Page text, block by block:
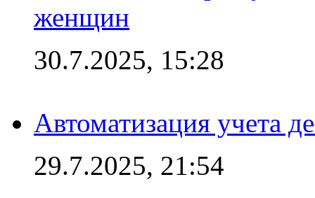
женщин
30.7.2025, 15:28
Автоматизация учета
29.7.2025, 21:54